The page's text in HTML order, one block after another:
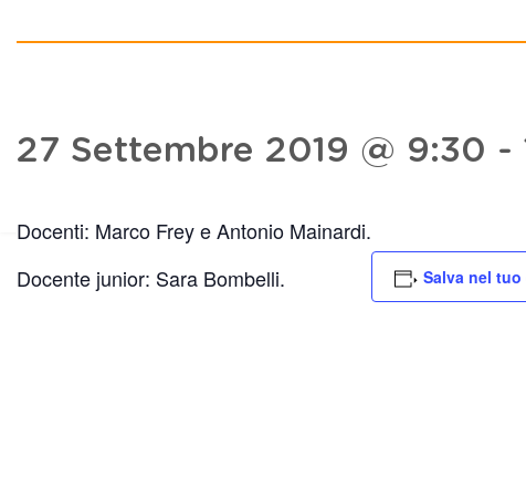
27 Settembre 2019 @ 9:30 -
Docenti: Marco Frey e Antonio Mainardi.
Docente junior: Sara Bombelli.
Salva nel